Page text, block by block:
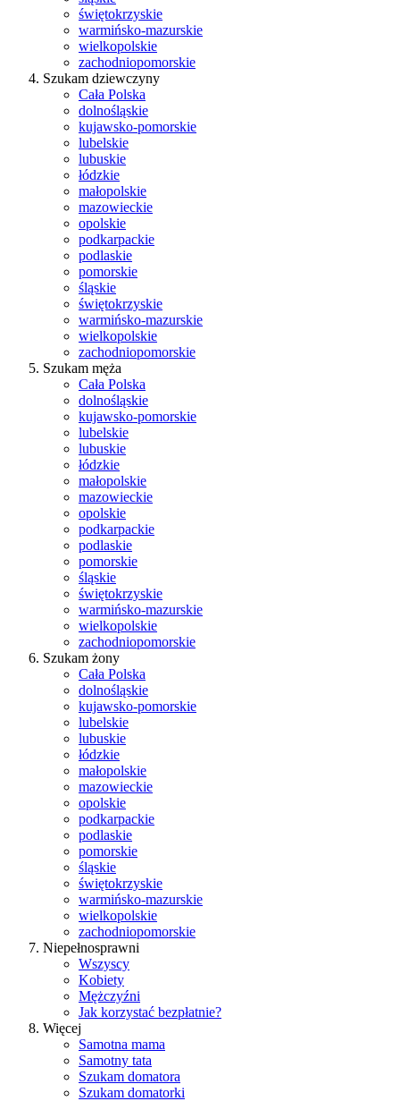
świętokrzyskie
warmińsko-mazurskie
wielkopolskie
zachodniopomorskie
Szukam dziewczyny
Cała Polska
dolnośląskie
kujawsko-pomorskie
lubelskie
lubuskie
łódzkie
małopolskie
mazowieckie
opolskie
podkarpackie
podlaskie
pomorskie
śląskie
świętokrzyskie
warmińsko-mazurskie
wielkopolskie
zachodniopomorskie
Szukam męża
Cała Polska
dolnośląskie
kujawsko-pomorskie
lubelskie
lubuskie
łódzkie
małopolskie
mazowieckie
opolskie
podkarpackie
podlaskie
pomorskie
śląskie
świętokrzyskie
warmińsko-mazurskie
wielkopolskie
zachodniopomorskie
Szukam żony
Cała Polska
dolnośląskie
kujawsko-pomorskie
lubelskie
lubuskie
łódzkie
małopolskie
mazowieckie
opolskie
podkarpackie
podlaskie
pomorskie
śląskie
świętokrzyskie
warmińsko-mazurskie
wielkopolskie
zachodniopomorskie
Niepełnosprawni
Wszyscy
Kobiety
Mężczyźni
Jak korzystać bezpłatnie?
Więcej
Samotna mama
Samotny tata
Szukam domatora
Szukam domatorki